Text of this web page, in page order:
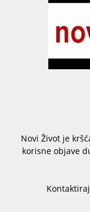
Novi Život je
korisne objave